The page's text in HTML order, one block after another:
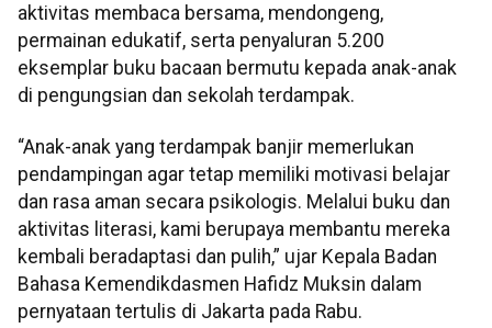
aktivitas membaca bersama, mendongeng,
permainan edukatif, serta penyaluran 5.200
eksemplar buku bacaan bermutu kepada anak-anak
di pengungsian dan sekolah terdampak.
“Anak-anak yang terdampak banjir memerlukan
pendampingan agar tetap memiliki motivasi belajar
dan rasa aman secara psikologis. Melalui buku dan
aktivitas literasi, kami berupaya membantu mereka
kembali beradaptasi dan pulih,” ujar Kepala Badan
Bahasa Kemendikdasmen Hafidz Muksin dalam
pernyataan tertulis di Jakarta pada Rabu.